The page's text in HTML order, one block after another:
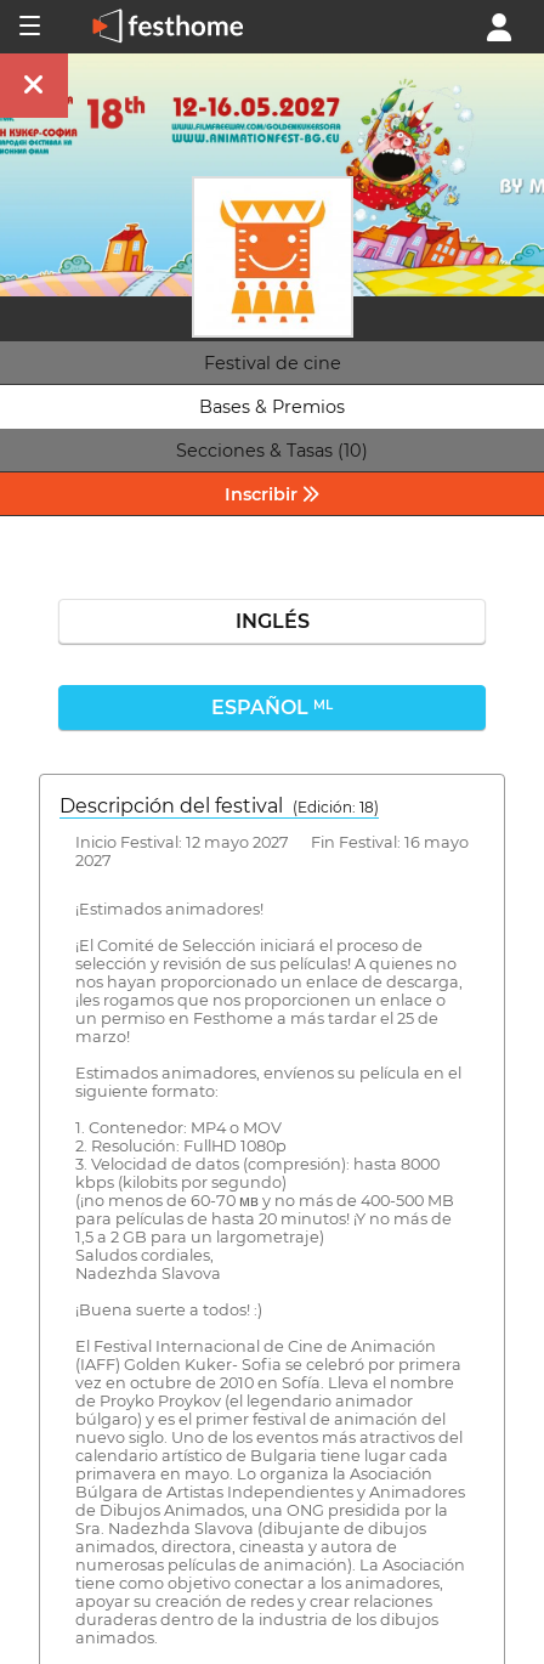
Festival de cine
Bases & Premios
Secciones & Tasas (10)
Inscribir
INGLÉS
ESPAÑOL ML
Descripción del festival
( Edición: 18)
Inicio Festival: 12 mayo 2027 Fin Festival: 16 mayo
2027
¡Estimados animadores!
¡El Comité de Selección iniciará el proceso de
selección y revisión de sus películas! A quienes no
nos hayan proporcionado un enlace de descarga,
¡les rogamos que nos proporcionen un enlace o
un permiso en Festhome a más tardar el 25 de
marzo!
Estimados animadores, envíenos su película en el
siguiente formato:
1. Contenedor: MP4 o MOV
2. Resolución: FullHD 1080p
3. Velocidad de datos (compresión): hasta 8000
kbps (kilobits por segundo)
(¡no menos de 60-70 мв y no más de 400-500 MB
para películas de hasta 20 minutos! ¡Y no más de
1,5 a 2 GB para un largometraje)
Saludos cordiales,
Nadezhda Slavova
¡Buena suerte a todos! :)
El Festival Internacional de Cine de Animación
(IAFF) Golden Kuker- Sofia se celebró por primera
vez en octubre de 2010 en Sofía. Lleva el nombre
de Proyko Proykov (el legendario animador
búlgaro) y es el primer festival de animación del
nuevo siglo. Uno de los eventos más atractivos del
calendario artístico de Bulgaria tiene lugar cada
primavera en mayo. Lo organiza la Asociación
Búlgara de Artistas Independientes y Animadores
de Dibujos Animados, una ONG presidida por la
Sra. Nadezhda Slavova (dibujante de dibujos
animados, directora, cineasta y autora de
numerosas películas de animación). La Asociación
tiene como objetivo conectar a los animadores,
apoyar su creación de redes y crear relaciones
duraderas dentro de la industria de los dibujos
animados.